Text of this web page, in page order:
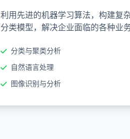
利用先进的机器学习算法，构建复
分类模型，解决企业面临的各种业务
分类与聚类分析
自然语言处理
图像识别与分析